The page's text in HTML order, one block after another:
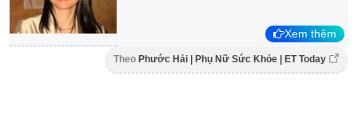
Xem thêm
Theo Phước Hải | Phụ Nữ Sức Khỏe | ET Today